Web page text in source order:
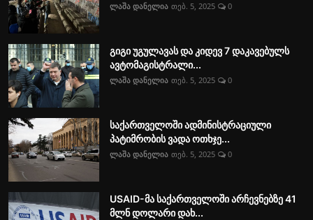
ლაშა დანელია თებ. 5, 2025 0
გიგი უგულავას და კიდევ 7 დაკავებულს
ავტომაგისტრალი...
ლაშა დანელია თებ. 5, 2025 0
საქართველოში ადმინისტრაციული
პატიმრობის ვადა ოთხჯე...
ლაშა დანელია თებ. 5, 2025 0
USAID-მა საქართველოში არჩევნებზე 41
მლნ დოლარი დახ...